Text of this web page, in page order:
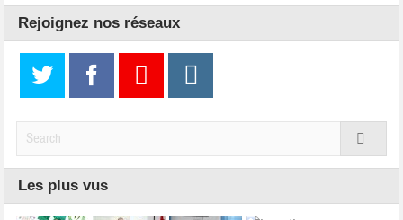
Rejoignez nos réseaux
Les plus vus